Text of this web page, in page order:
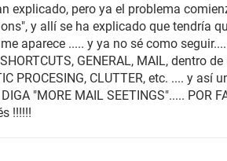
explicado, pero ya el problema
y allí se ha explicado que tendría
aparece ..... y ya no sé como
GENERAL, MAIL, dentro
PROCESING, CLUTTER, etc. .... y así
"MORE MAIL SEETINGS"..... POR
!!!!!!